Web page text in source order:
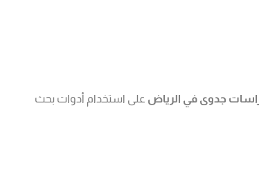
جدوى في الرياض على استخدام أدوات بحث